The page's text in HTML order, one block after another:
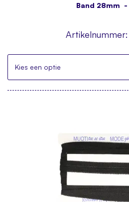
Band 28mm
Artikelnummer:
Kies een optie